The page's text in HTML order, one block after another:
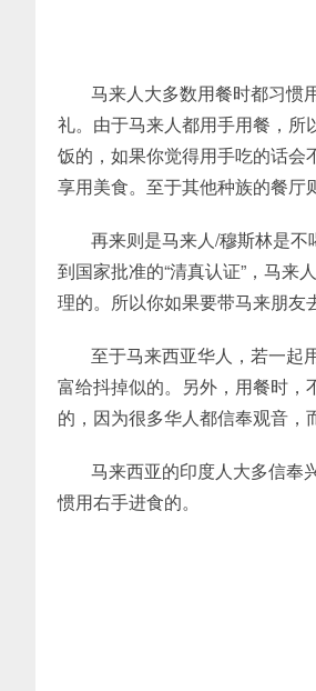
马来人大多数用餐时都习惯
礼。由于马来人都用手用餐，
饭的，如果你觉得用手吃的话
享用美食。至于其他种族的餐厅
再来则是马来人/穆斯林是不
到国家批准的“清真认证”，马来
理的。所以你如果要带马来朋友
至于马来西亚华人，若一起
富给抖掉似的。另外，用餐时，
的，因为很多华人都信奉观音，
马来西亚的印度人大多信奉
惯用右手进食的。